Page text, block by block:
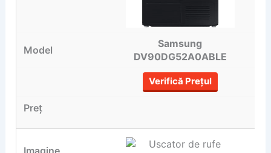
Samsung
DV90DG52A0ABLE
Verifică Prețul